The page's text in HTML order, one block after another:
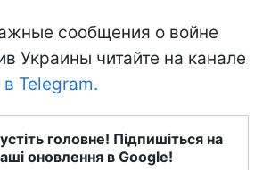
сообщения о войне
Украины читайте на канале
Telegram.
головне! Підпишіться на
оновлення в Google!